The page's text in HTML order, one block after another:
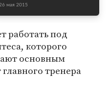
мая 2015
работать под
которого
основным
тренера